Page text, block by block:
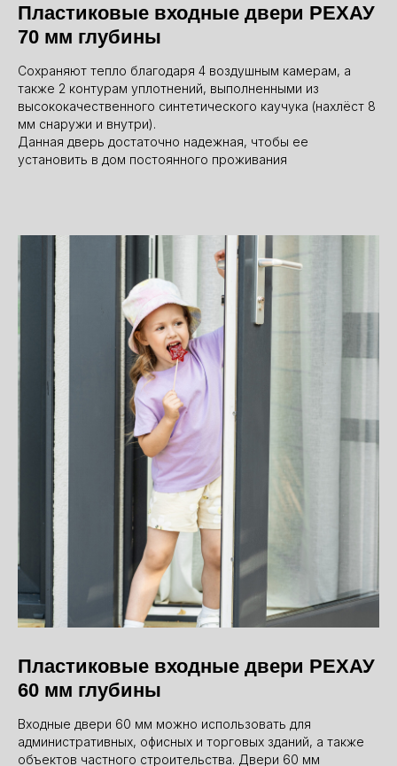
Пластиковые входные двери РЕХАУ
70 мм глубины
Сохраняют тепло благодаря 4 воздушным камерам, а
также 2 контурам уплотнений, выполненными из
высококачественного синтетического каучука (нахлёст 8
мм снаружи и внутри).
Данная дверь достаточно надежная, чтобы ее
установить в дом постоянного проживания
Пластиковые входные двери РЕХАУ
60 мм глубины
Входные двери 60 мм можно использовать для
административных, офисных и торговых зданий, а также
объектов частного строительства. Двери 60 мм